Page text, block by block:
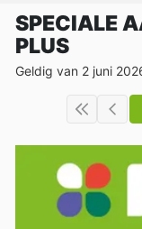
SPECIALE
PLUS
Geldig van 2 juni